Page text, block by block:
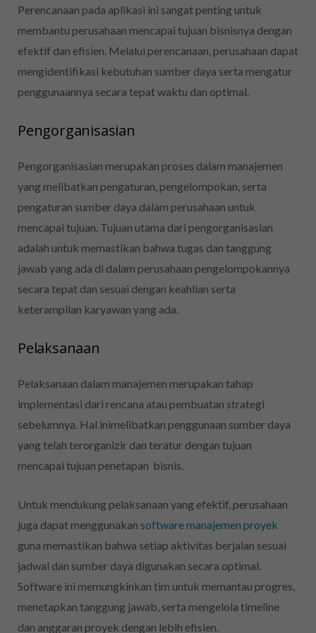
Perencanaan pada aplikasi ini sangat penting untuk
membantu perusahaan mencapai tujuan bisnisnya dengan
efektif dan efisien. Melalui perencanaan, perusahaan dapat
mengidentifikasi kebutuhan sumber daya serta mengatur
penggunaannya secara tepat waktu dan optimal.
Pengorganisasian
Pengorganisasian merupakan proses dalam manajemen
yang melibatkan pengaturan, pengelompokan, serta
pengaturan sumber daya dalam perusahaan untuk
mencapai tujuan. Tujuan utama dari pengorganisasian
adalah untuk memastikan bahwa tugas dan tanggung
jawab yang ada di dalam perusahaan pengelompokannya
secara tepat dan sesuai dengan keahlian serta
keterampilan karyawan yang ada.
Pelaksanaan
Pelaksanaan dalam manajemen merupakan tahap
implementasi dari rencana atau pembuatan strategi
sebelumnya. Hal inimelibatkan penggunaan sumber daya
yang telah terorganizir dan teratur dengan tujuan
mencapai tujuan penetapan bisnis.
Untuk mendukung pelaksanaan yang efektif, perusahaan
juga dapat menggunakan software manajemen proyek
guna memastikan bahwa setiap aktivitas berjalan sesuai
jadwal dan sumber daya digunakan secara optimal.
Software ini memungkinkan tim untuk memantau progres,
menetapkan tanggung jawab, serta mengelola timeline
dan anggaran proyek dengan lebih efisien.